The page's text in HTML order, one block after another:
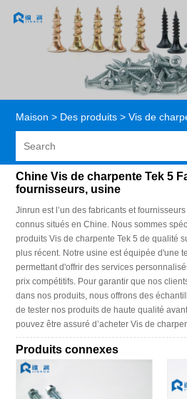
Maison > Des produits > Vis de
Chine Vis de charpente Tek 5
fournisseurs, usine
Jinrun est l’un des fabricants et
connus situés en Chine. Nous sommes
produits Vis de charpente Tek 5 de qualité
plus récent. Notre usine est équipée d'une
permettant d'offrir des services
prix compétitifs. Pour garantir que nos
dans nos produits, nous offrons des
de tester nos produits de haute qualité
pouvez être assuré d’acheter Vis de
Produits connexes